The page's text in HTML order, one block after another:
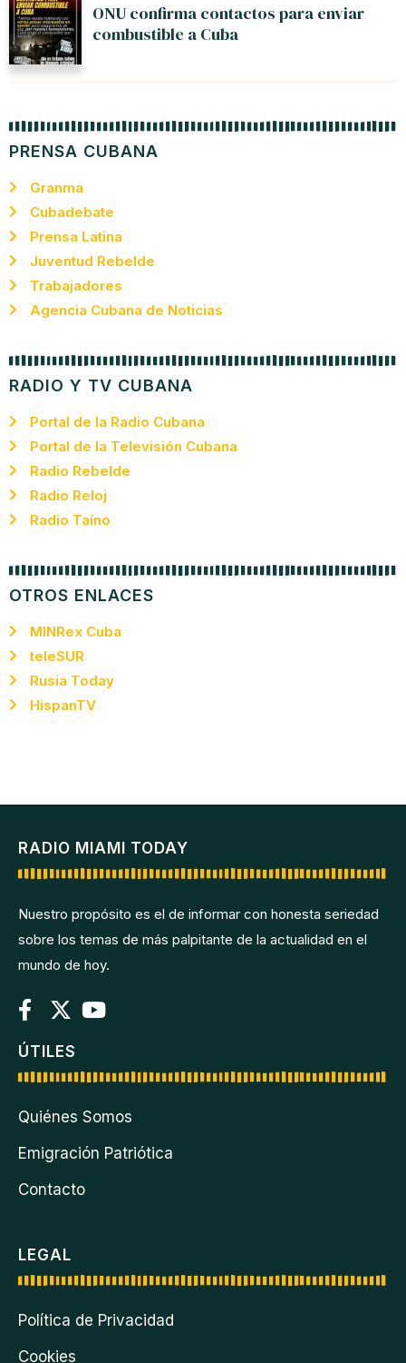
ONU confirma contactos para enviar
combustible a Cuba
PRENSA CUBANA
Granma
Cubadebate
Prensa Latina
Juventud Rebelde
Trabajadores
Agencia Cubana de Noticias
RADIO Y TV CUBANA
Portal de la Radio Cubana
Portal de la Televisión Cubana
Radio Rebelde
Radio Reloj
Radio Taíno
OTROS ENLACES
MINRex Cuba
teleSUR
Rusia Today
HispanTV
RADIO MIAMI TODAY
Nuestro propósito es el de informar con honesta seriedad
sobre los temas de más palpitante de la actualidad en el
mundo de hoy.
ÚTILES
Quiénes Somos
Emigración Patriótica
Contacto
LEGAL
Política de Privacidad
Cookies